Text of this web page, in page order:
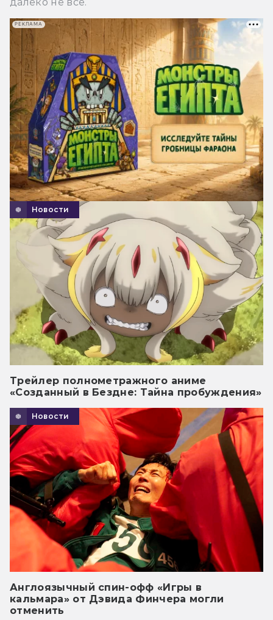
Новости
Трейлер полнометражного аниме
«Созданный в Бездне: Тайна пробуждения»
Новости
Англоязычный спин-офф «Игры в
кальмара» от Дэвида Финчера могли
отменить
РЕКЛАМА